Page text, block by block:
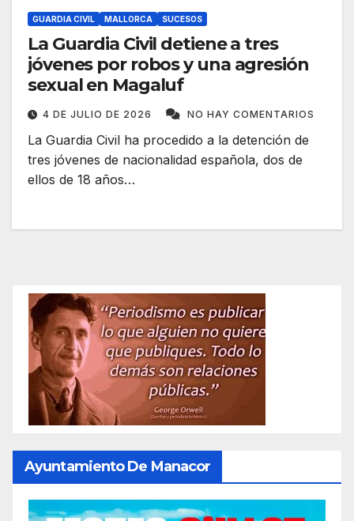
GUARDIA CIVIL MALLORCA SUCESOS
La Guardia Civil detiene a tres
jóvenes por robos y una agresión
sexual en Magaluf
4 DE JULIO DE 2026 NO HAY COMENTARIOS
La Guardia Civil ha procedido a la detención de
tres jóvenes de nacionalidad española, dos de
ellos de 18 años…
Ayuntamiento De Manacor